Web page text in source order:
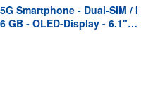
Smartphone - Dual-SIM / I
GB - OLED-Display - 6.1" -
camera 48 MP - front ca